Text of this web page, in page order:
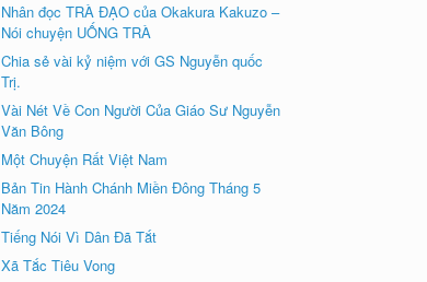
Nhân đọc TRÀ ÐẠO của Okakura Kakuzo –
Nói chuyện UỐNG TRÀ
Chia sẻ vài kỷ niệm với GS Nguyễn quốc
Trị.
Vài Nét Về Con Người Của Giáo Sư Nguyễn
Văn Bông
Một Chuyện Rất Việt Nam
Bản Tin Hành Chánh Miền Đông Tháng 5
Năm 2024
Tiếng Nói Vì Dân Đã Tắt
Xã Tắc Tiêu Vong